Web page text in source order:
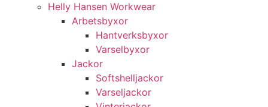
Helly Hansen Workwear
Arbetsbyxor
Hantverksbyxor
Varselbyxor
Jackor
Softshelljackor
Varseljackor